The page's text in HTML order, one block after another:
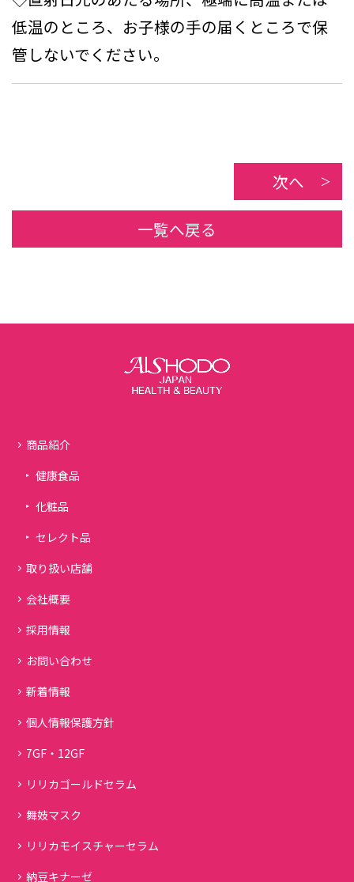
低温のところ、お子様の手の届くところで保
管しないでください。
次へ
一覧へ戻る
商品紹介
健康食品
化粧品
セレクト品
取り扱い店舗
会社概要
採用情報
お問い合わせ
新着情報
個人情報保護方針
7GF・12GF
リリカゴールドセラム
舞妓マスク
リリカモイスチャーセラム
納豆キナーゼ